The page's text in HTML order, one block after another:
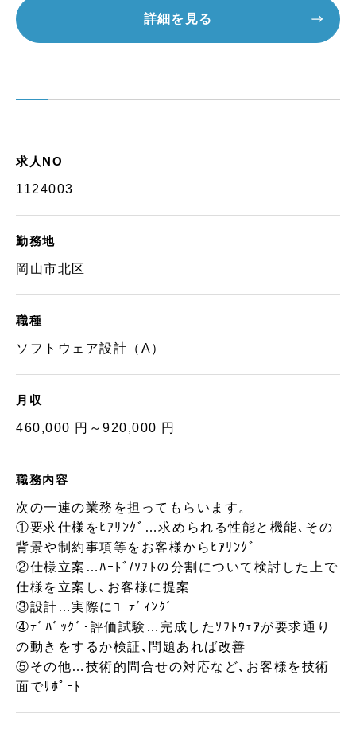
詳細を見る
求人NO
1124003
勤務地
岡山市北区
職種
ソフトウェア設計（A）
月収
460,000 円～920,000 円
職務内容
次の一連の業務を担ってもらいます。
①要求仕様をﾋｱﾘﾝｸﾞ…求められる性能と機能､その
背景や制約事項等をお客様からﾋｱﾘﾝｸﾞ
②仕様立案…ﾊｰﾄﾞ/ｿﾌﾄの分割について検討した上で
仕様を立案し､お客様に提案
③設計…実際にｺｰﾃﾞｨﾝｸﾞ
④ﾃﾞﾊﾞｯｸﾞ･評価試験…完成したｿﾌﾄｳｪｱが要求通り
の動きをするか検証､問題あれば改善
⑤その他…技術的問合せの対応など､お客様を技術
面でｻﾎﾟｰﾄ